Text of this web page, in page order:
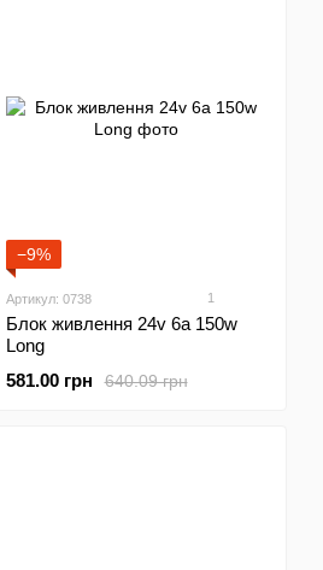
−9%
Артикул: 0738 1
Блок живлення 24v 6а 150w
Long
640.09 грн
581.00 грн